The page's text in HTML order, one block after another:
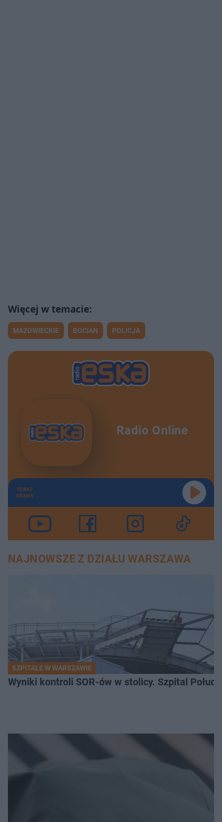
MAZOWIECKIE BOCIAN POLICJA
Radio Online
TERAZ
GRAMY
NAJNOWSZE Z DZIAŁU WARSZAWA
SZPITALE W WARSZAWIE
Wyniki kontroli SOR-ów w stolicy. Szpital